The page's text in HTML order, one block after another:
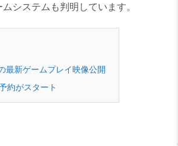
システムも判明しています。
最新ゲームプレイ映像公開
約がスタート